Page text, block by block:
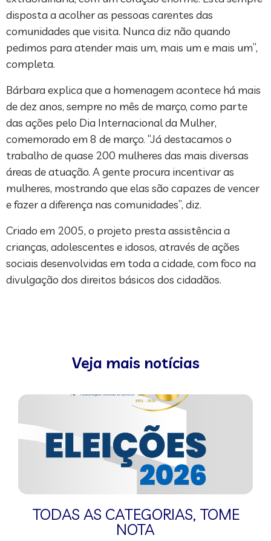
disposta a acolher as pessoas carentes das
comunidades que visita. Nunca diz não quando
pedimos para atender mais um, mais um e mais um”,
completa.
Bárbara explica que a homenagem acontece há mais
de dez anos, sempre no mês de março, como parte
das ações pelo Dia Internacional da Mulher,
comemorado em 8 de março. “Já destacamos o
trabalho de quase 200 mulheres das mais diversas
áreas de atuação. A gente procura incentivar as
mulheres, mostrando que elas são capazes de vencer
e fazer a diferença nas comunidades”, diz.
Criado em 2005, o projeto presta assistência a
crianças, adolescentes e idosos, através de ações
sociais desenvolvidas em toda a cidade, com foco na
divulgação dos direitos básicos dos cidadãos.
Veja mais notícias
TODAS AS CATEGORIAS, TOME
NOTA